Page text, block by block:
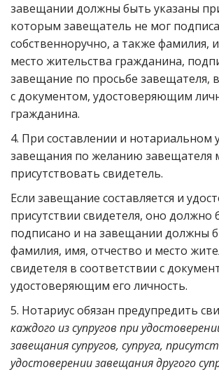
завещании должны быть указаны
которым завещатель не мог
собственноручно, а также фамилия,
место жительства гражданина,
завещание по просьбе завещателя,
с документом, удостоверяющим
гражданина.
4. При составлении и нотариальном
завещания по желанию завещателя
присутствовать свидетель.
Если завещание составляется и
присутствии свидетеля, оно должно
подписано и на завещании должны
фамилия, имя, отчество и место
свидетеля в соответствии с
удостоверяющим его личность.
5. Нотариус обязан предупредить
каждого из супругов при
завещания супругов, супруга,
удостоверении завещания другого